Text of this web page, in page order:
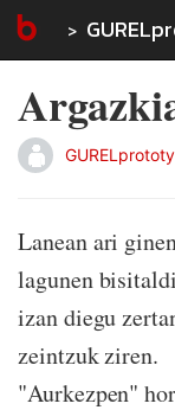
Lanean ari
lagunen
izan diegu
zeintzuk ziren.
"Aurkezpen"